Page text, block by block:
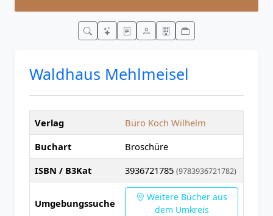
Waldhaus Mehlmeisel
Verlag
Büro Koch Wilhelm
Buchart
Broschüre
ISBN / B3Kat
3936721785 (9783936721782)
Umgebungssuche
Weitere Bücher aus
dem Umkreis